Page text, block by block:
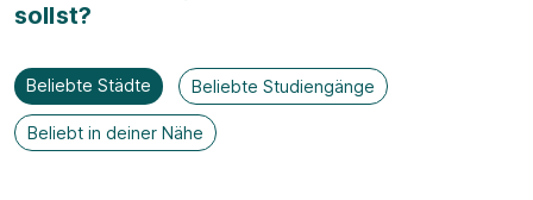
sollst?
Beliebte Städte Beliebte Studiengänge
Beliebt in deiner Nähe